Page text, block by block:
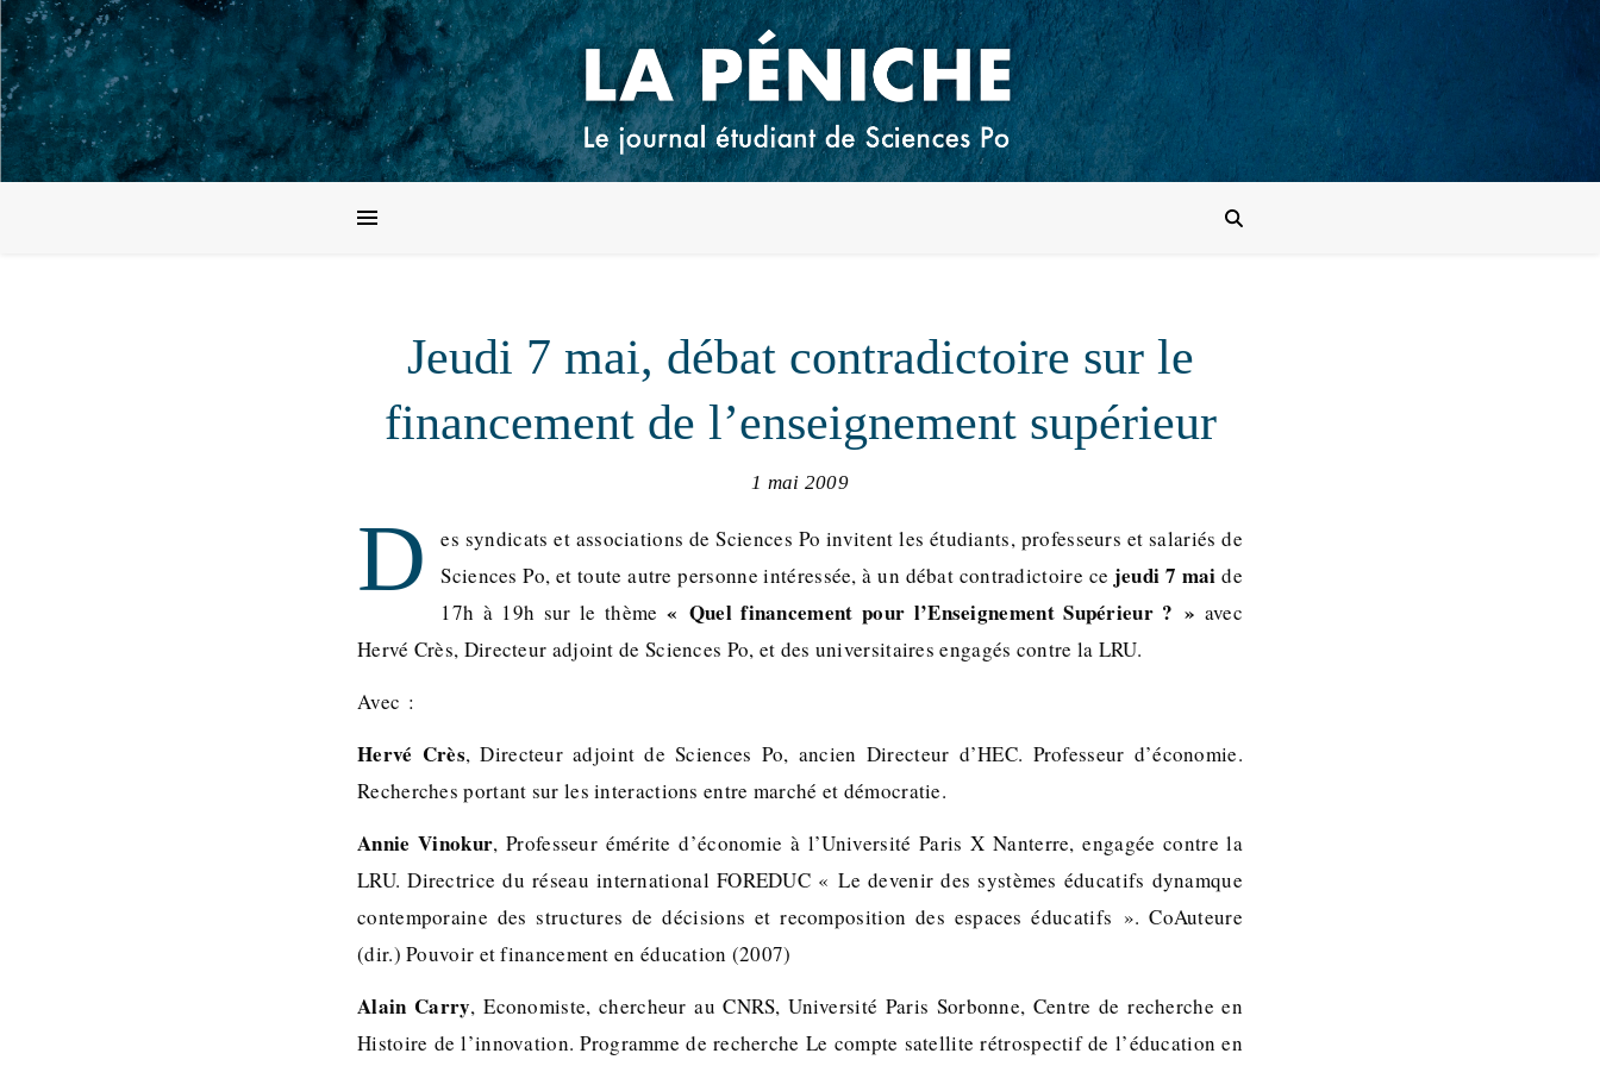
Jeudi 7 mai, débat contradictoire sur le
financement de l’enseignement supérieur
1 mai 2009
D
es syndicats et associations de Sciences Po invitent les étudiants, professeurs et salariés de
Sciences Po, et toute autre personne intéressée, à un débat contradictoire ce jeudi 7 mai de
17h à 19h sur le thème « Quel financement pour l’Enseignement Supérieur ? » avec
Hervé Crès, Directeur adjoint de Sciences Po, et des universitaires engagés contre la LRU.
Avec :
Hervé Crès, Directeur adjoint de Sciences Po, ancien Directeur d’HEC. Professeur d’économie.
Recherches portant sur les interactions entre marché et démocratie.
Annie Vinokur, Professeur émérite d’économie à l’Université Paris X Nanterre, engagée contre la
LRU. Directrice du réseau international FOREDUC « Le devenir des systèmes éducatifs dynamque
contemporaine des structures de décisions et recomposition des espaces éducatifs ». CoAuteure
(dir.) Pouvoir et financement en éducation (2007)
Alain Carry, Economiste, chercheur au CNRS, Université Paris Sorbonne, Centre de recherche en
Histoire de l’innovation. Programme de recherche Le compte satellite rétrospectif de l’éducation en